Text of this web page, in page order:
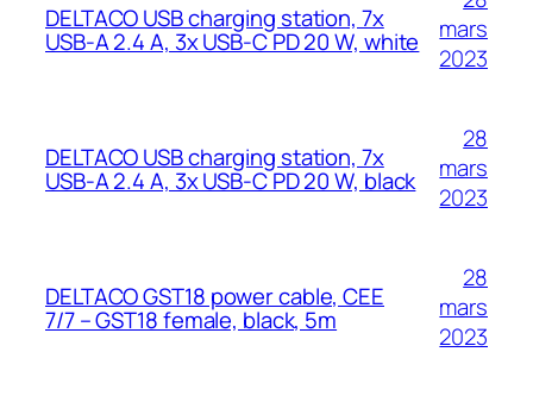
DELTACO USB charging station, 7x
USB-A 2.4 A, 3x USB-C PD 20 W, white
mars
2023
DELTACO USB charging station, 7x
USB-A 2.4 A, 3x USB-C PD 20 W, black
28
mars
2023
DELTACO GST18 power cable, CEE
7/7 – GST18 female, black, 5m
28
mars
2023